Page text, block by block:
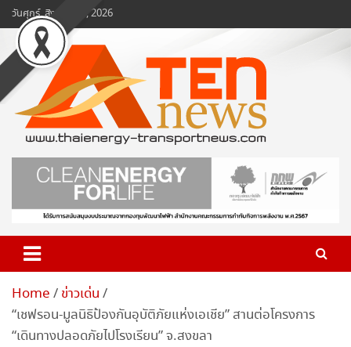
Skip
to
content
วันศุกร์, สิงหาคม 7, 2026
www.ten-news.com
ข่าวพลังงานและคมนาคม
Home
ข่าวเด่น
“เชฟรอน-มูลนิธิป้องกันอุบัติภัยแห่งเอเชีย” สานต่อโครงการ
“เดินทางปลอดภัยไปโรงเรียน” จ.สงขลา